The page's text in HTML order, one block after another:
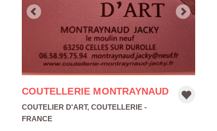
COUTELLERIE MONTRAYNAUD
COUTELIER D'ART, COUTELLERIE -
FRANCE